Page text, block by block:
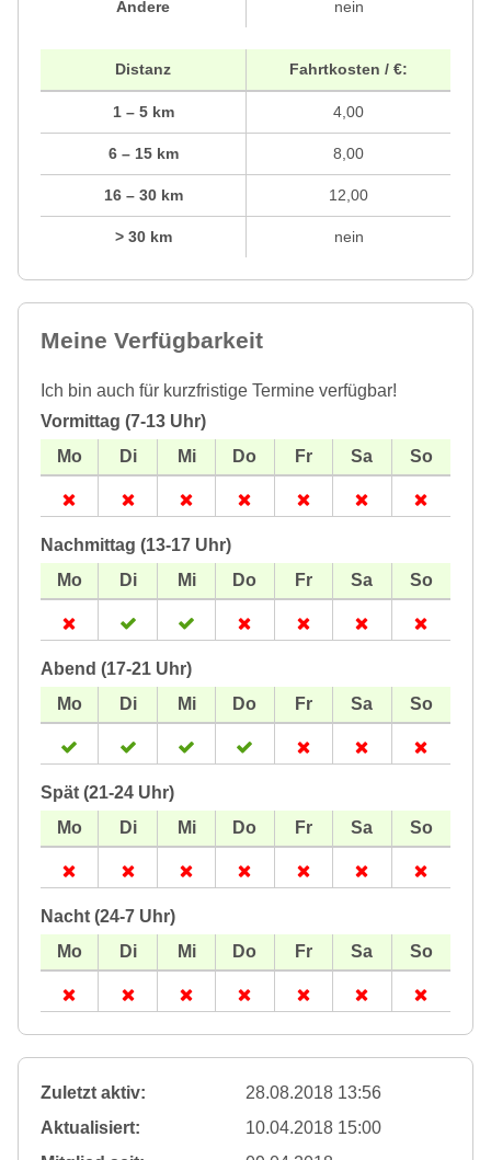
Andere nein
Distanz
1 – 5 km
6 – 15 km
16 – 30 km
> 30 km
Fahrtkosten / €:
4,00
8,00
12,00
nein
Meine Verfügbarkeit
Ich bin auch für kurzfristige Termine verfügbar!
Vormittag (7-13 Uhr)
Nachmittag (13-17 Uhr)
Abend (17-21 Uhr)
Spät (21-24 Uhr)
Nacht (24-7 Uhr)
Zuletzt aktiv:
28.08.2018 13:56
Aktualisiert:
10.04.2018 15:00